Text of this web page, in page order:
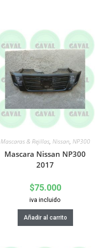
Mascaras & Rejillas, Nissan, NP300
Mascara Nissan NP300
2017
$75.000
iva incluido
Añadir al carrito